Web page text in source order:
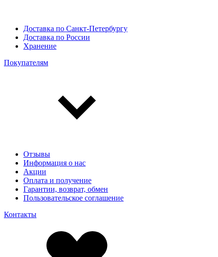
Доставка по Санкт-Петербургу
Доставка по России
Хранение
Покупателям
Отзывы
Информация о нас
Акции
Оплата и получение
Гарантии, возврат, обмен
Пользовательское соглашение
Контакты